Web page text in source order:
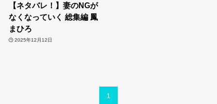
【ネタバレ！】妻のNGが
なくなっていく 総集編 鳳
まひろ
2025年12月12日
1